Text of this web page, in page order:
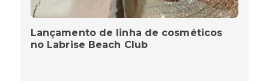
Lançamento de linha de cosméticos
no Labrise Beach Club